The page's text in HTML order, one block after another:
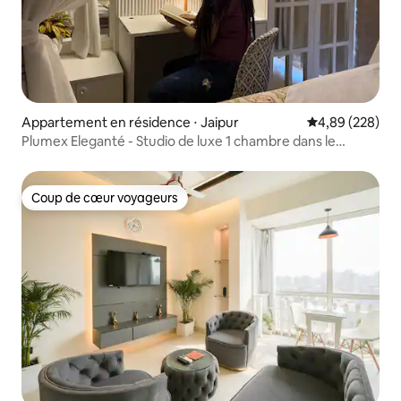
Appartement en résidence ⋅ Jaipur Évaluation
4,89 (228)
Plumex Eleganté - Studio de luxe 1 chambre dans le
Coup de cœur voyageurs
Coup de cœur voyageurs